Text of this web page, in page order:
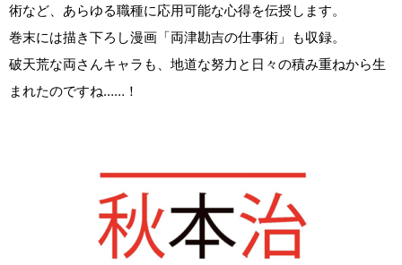
術など、あらゆる職種に応用可能な心得を伝授します。
巻末には描き下ろし漫画「両津勘吉の仕事術」も収録。
破天荒な両さんキャラも、地道な努力と日々の積み重ねから生
まれたのですね……！